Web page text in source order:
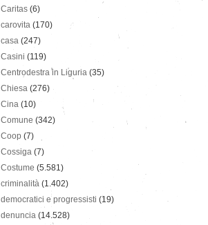
Caritas (6)
carovita (170)
casa (247)
Casini (119)
Centrodestra in Liguria (35)
Chiesa (276)
Cina (10)
Comune (342)
Coop (7)
Cossiga (7)
Costume (5.581)
criminalità (1.402)
democratici e progressisti (19)
denuncia (14.528)